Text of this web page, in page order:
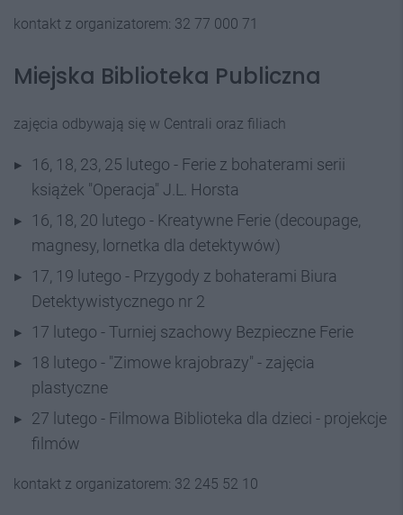
kontakt z organizatorem: 32 77 000 71
Miejska Biblioteka Publiczna
zajęcia odbywają się w Centrali oraz filiach
16, 18, 23, 25 lutego - Ferie z bohaterami serii
książek "Operacja" J.L. Horsta
16, 18, 20 lutego - Kreatywne Ferie (decoupage,
magnesy, lornetka dla detektywów)
17, 19 lutego - Przygody z bohaterami Biura
Detektywistycznego nr 2
17 lutego - Turniej szachowy Bezpieczne Ferie
18 lutego - "Zimowe krajobrazy" - zajęcia
plastyczne
27 lutego - Filmowa Biblioteka dla dzieci - projekcje
filmów
kontakt z organizatorem: 32 245 52 10